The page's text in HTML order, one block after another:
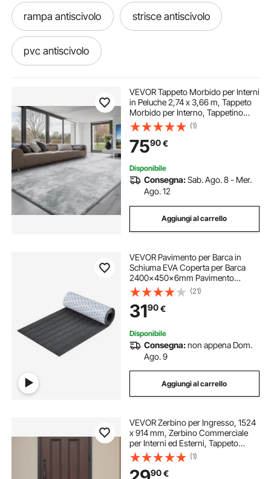
rampa antiscivolo strisce antiscivolo
pvc antiscivolo
tappeto antiscivolo barche
pavimenti antiscivolo
tappeto antiscivolo gomma
VEVOR Tappeto Morbido per Interni
in Peluche 2,74 x 3,66 m, Tappeto
Morbido per Interno, Tappetino
Peloso per Soggiorno, Camera da
Letto, Salotto, Pelo Lungo,
Antiscivolo, Grigio Chiaro
(1)
7590€
Disponibile
Consegna:Sab. Ago. 8 - Mer.
Ago. 12
Aggiungi al carrello
VEVOR Pavimento per Barca in
Schiuma EVA Coperta per Barca
2400x450x6mm Pavimento
Autoadesivo Antiscivolo 10800cm²
Tappeto Marino per Barche Yacht
Pontoni Coperte per Kayak
(21)
3190€
Disponibile
Consegna:non appena Dom.
Ago. 9
Aggiungi al carrello
VEVOR Zerbino per Ingresso, 1524
x 914 mm, Zerbino Commerciale
per Interni ed Esterni, Tappeto
d'Ingresso Industriale con
Supporto, Tappeto d'Ingresso
Lavabile Resistente per Corridoio,
(1)
90€